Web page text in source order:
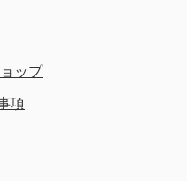
ップ
項